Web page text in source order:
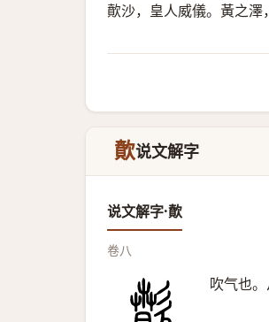
歕沙，皇人威儀。黃之澤
歕说文解字
说文解字·歕
卷八
吹气也